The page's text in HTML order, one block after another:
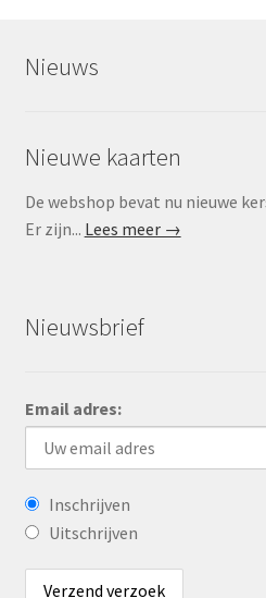
Nieuws
Nieuwe kaarten
De webshop bevat nu nieuwe
Er zijn... Lees meer →
Nieuwsbrief
Email adres:
Inschrijven
Uitschrijven